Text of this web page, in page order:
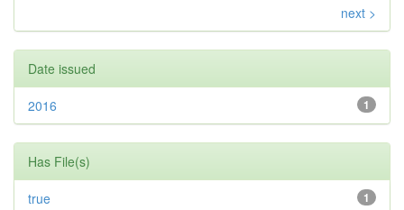
next >
Date issued
1
2016
Has File(s)
1
true